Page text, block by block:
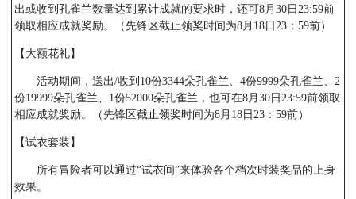
出或收到孔雀兰数量达到累计成就的要求时，还可8月30日23:59前
领取相应成就奖励。（先锋区截止领奖时间为8月18日23：59前）
【大额花礼】
活动期间，送出/收到10份3344朵孔雀兰、4份9999朵孔雀兰、2
份19999朵孔雀兰、1份52000朵孔雀兰，也可在8月30日23:59前领取
相应成就奖励。（先锋区截止领奖时间为8月18日23：59前）
【试衣套装】
所有冒险者可以通过“试衣间”来体验各个档次时装奖品的上身
效果。